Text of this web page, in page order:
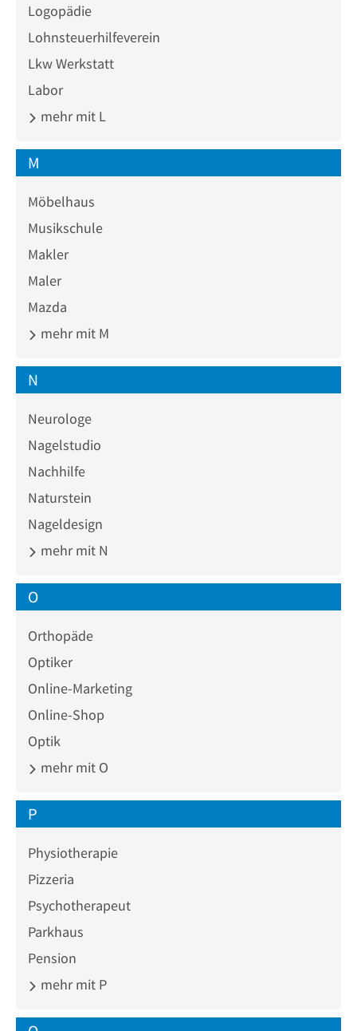
Logopädie
Lohnsteuerhilfeverein
Lkw Werkstatt
Labor
mehr mit L
M
Möbelhaus
Musikschule
Makler
Maler
Mazda
mehr mit M
N
Neurologe
Nagelstudio
Nachhilfe
Naturstein
Nageldesign
mehr mit N
O
Orthopäde
Optiker
Online-Marketing
Online-Shop
Optik
mehr mit O
P
Physiotherapie
Pizzeria
Psychotherapeut
Parkhaus
Pension
mehr mit P